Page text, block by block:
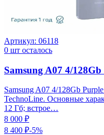
Артикул: 06118
0 шт осталось
Samsung A07 4/
Samsung A07 4/128Gb
TechnoLine. Основные
12 Гб; встрое…
8 000 ₽
8 400 ₽-5%